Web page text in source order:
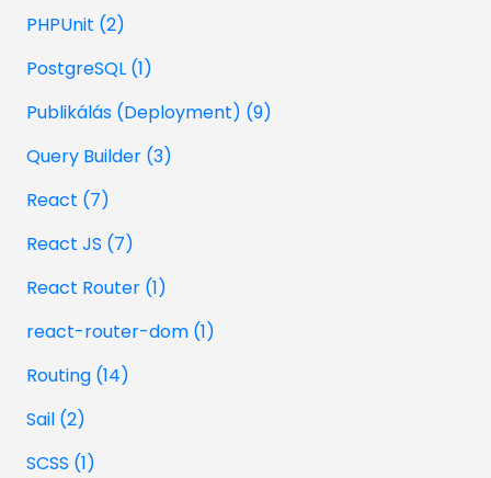
PHPUnit (2)
PostgreSQL (1)
Publikálás (Deployment) (9)
Query Builder (3)
React (7)
React JS (7)
React Router (1)
react-router-dom (1)
Routing (14)
Sail (2)
SCSS (1)